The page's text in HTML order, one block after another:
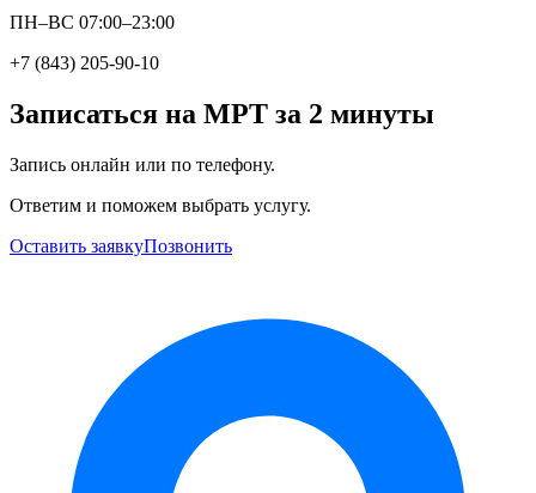
ПН–ВС 07:00–23:00
+7 (843) 205-90-10
Записаться на МРТ за 2 минуты
Запись онлайн или по телефону.
Ответим и поможем выбрать услугу.
Оставить заявкуПозвонить